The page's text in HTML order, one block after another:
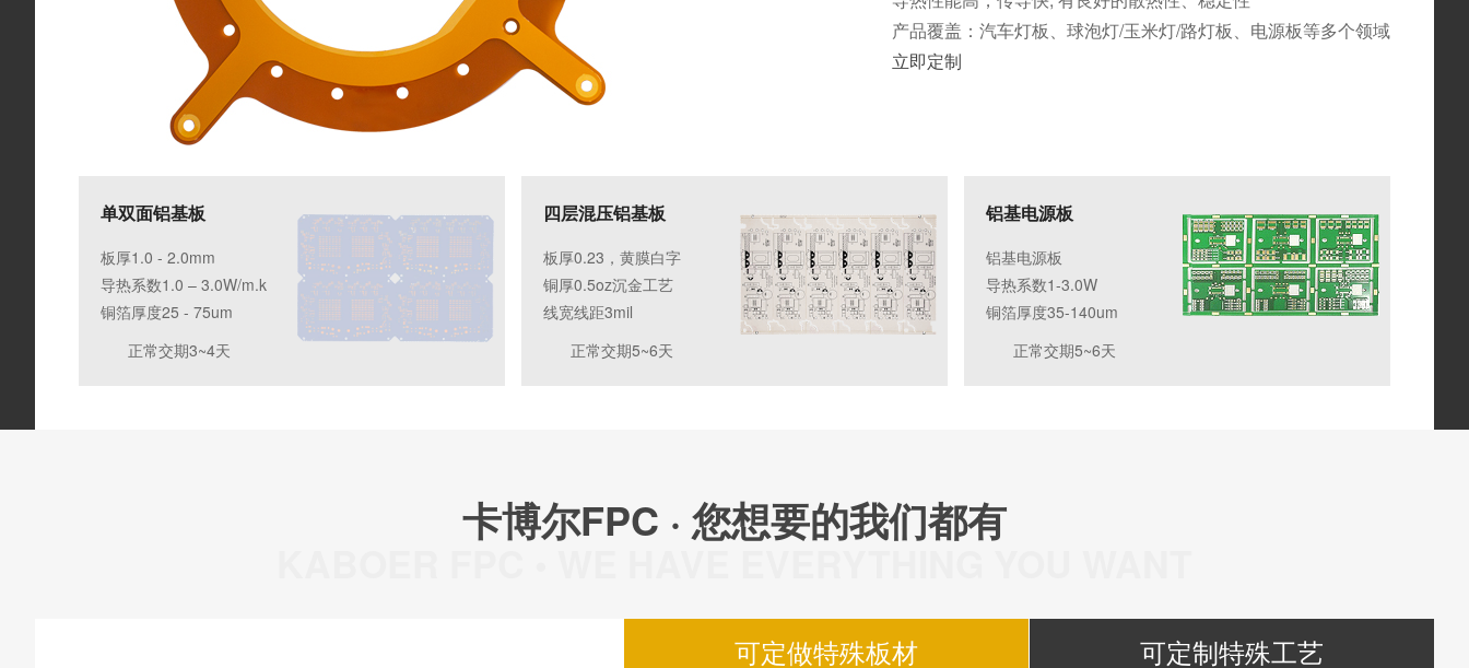
产品覆盖：汽车灯板、球泡灯/玉米灯/路灯板、电源板等多个领域
立即定制
单双面铝基板
板厚1.0 - 2.0mm
导热系数1.0 – 3.0W/m.k
铜箔厚度25 - 75um
正常交期3~4天
四层混压铝基板
板厚0.23，黄膜白字
铜厚0.5oz沉金工艺
线宽线距3mil
正常交期5~6天
铝基电源板
铝基电源板
导热系数1-3.0W
铜箔厚度35-140um
正常交期5~6天
卡博尔FPC · 您想要的我们都有
可定做特殊板材 可定制特殊工艺